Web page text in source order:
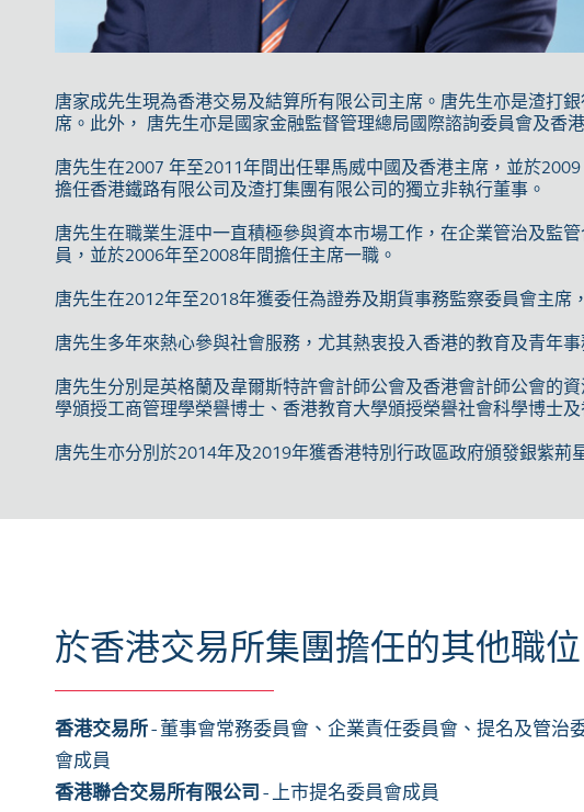
唐家成先生現為香港交易及結算所有限公司主席。唐先生亦是渣打
席。此外， 唐先生亦是國家金融監督管理總局國際諮詢委員會及香
唐先生在2007 年至2011年間出任畢馬威中國及香港主席，並於
擔任香港鐵路有限公司及渣打集團有限公司的獨立非執行董事。
唐先生在職業生涯中一直積極參與資本市場工作，在企業管治及監
員，並於2006年至2008年間擔任主席一職。
唐先生在2012年至2018年獲委任為證券及期貨事務監察委員會主
唐先生多年來熱心參與社會服務，尤其熱衷投入香港的教育及青年
唐先生分別是英格蘭及韋爾斯特許會計師公會及香港會計師公會的
學頒授工商管理學榮譽博士、香港教育大學頒授榮譽社會科學博士
唐先生亦分別於2014年及2019年獲香港特別行政區政府頒發銀紫荊
於香港交易所集團擔任的其他職位
香港交易所- 董事會常務委員會、企業責任委員會、提名及管
會成員
香港聯合交易所有限公司- 上市提名委員會成員